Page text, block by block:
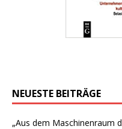
NEUESTE BEITRÄGE
„Aus dem Maschinenraum